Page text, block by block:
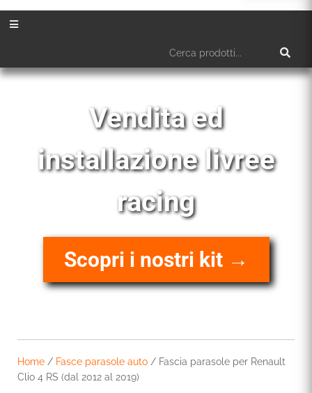
Vendita ed
installazione livree
racing
Scopri i nostri kit →
Home / Fasce parasole auto / Fascia parasole per Renault
Clio 4 RS (dal 2012 al 2019)